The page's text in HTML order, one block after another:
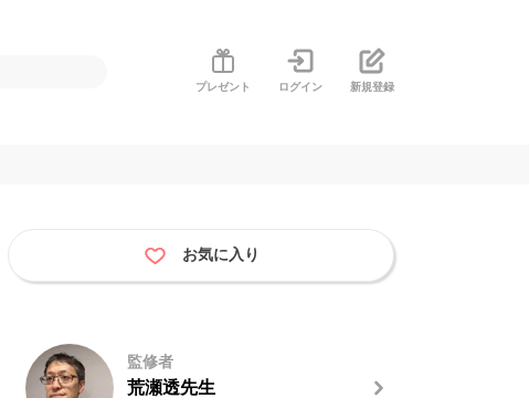
プレゼント ログイン 新規登録
お気に入り
監修者
荒瀬透先生